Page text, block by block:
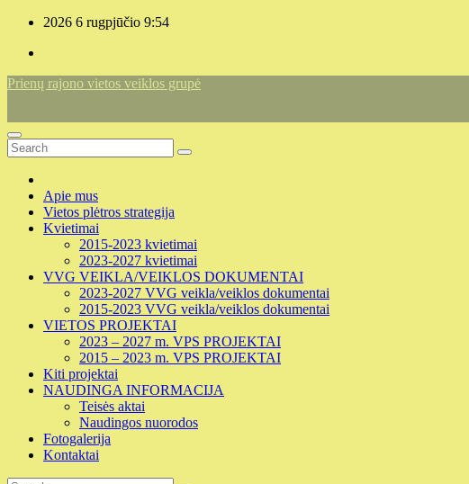
Skip
content
2026 6 rugpjūčio 9:54
Prienų rajono vietos veiklos grupė
Apie mus
Vietos plėtros strategija
Kvietimai
2015-2023 kvietimai
2023-2027 kvietimai
VVG VEIKLA/VEIKLOS DOKUMENTAI
2023-2027 VVG veikla/veiklos dokumentai
2015-2023 VVG veikla/veiklos dokumentai
VIETOS PROJEKTAI
2023 – 2027 m. VPS PROJEKTAI
2015 – 2023 m. VPS PROJEKTAI
Kiti projektai
NAUDINGA INFORMACIJA
Teisės aktai
Naudingos nuorodos
Fotogalerija
Kontaktai